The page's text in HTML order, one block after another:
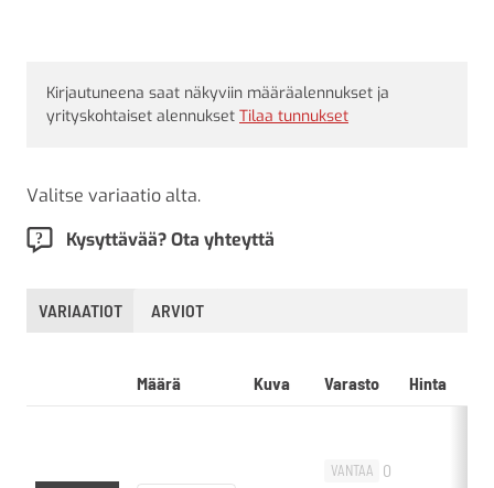
Kirjautuneena saat näkyviin määräalennukset ja
yrityskohtaiset alennukset Tilaa tunnukset
Valitse variaatio alta.
Kysyttävää? Ota yhteyttä
VARIAATIOT ARVIOT
Määrä Kuva Varasto Hinta
VANTAA 0